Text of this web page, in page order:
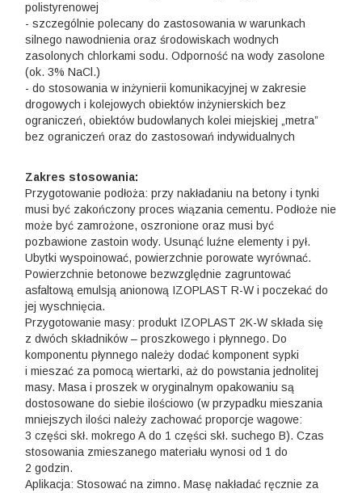
polistyrenowej
- szczególnie polecany do zastosowania w warunkach
silnego nawodnienia oraz środowiskach wodnych
zasolonych chlorkami sodu. Odporność na wody zasolone
(ok. 3% NaCl.)
- do stosowania w inżynierii komunikacyjnej w zakresie
drogowych i kolejowych obiektów inżynierskich bez
ograniczeń, obiektów budowlanych kolei miejskiej „metra”
bez ograniczeń oraz do zastosowań indywidualnych
Zakres stosowania:
Przygotowanie podłoża: przy nakładaniu na betony i tynki
musi być zakończony proces wiązania cementu. Podłoże nie
może być zamrożone, oszronione oraz musi być
pozbawione zastoin wody. Usunąć luźne elementy i pył.
Ubytki wyspoinować, powierzchnie porowate wyrównać.
Powierzchnie betonowe bezwzględnie zagruntować
asfaltową emulsją anionową IZOPLAST R-W i poczekać do
jej wyschnięcia.
Przygotowanie masy: produkt IZOPLAST 2K-W składa się
z dwóch składników – proszkowego i płynnego. Do
komponentu płynnego należy dodać komponent sypki
i mieszać za pomocą wiertarki, aż do powstania jednolitej
masy. Masa i proszek w oryginalnym opakowaniu są
dostosowane do siebie ilościowo (w przypadku mieszania
mniejszych ilości należy zachować proporcje wagowe:
3 części skł. mokrego A do 1 części skł. suchego B). Czas
stosowania zmieszanego materiału wynosi od 1 do
2 godzin.
Aplikacja: Stosować na zimno. Masę nakładać ręcznie za